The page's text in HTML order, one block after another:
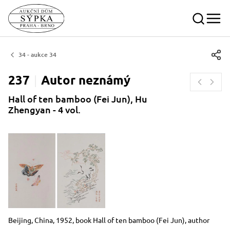
34 - aukce 34
237 Autor neznámý
Hall of ten bamboo (Fei Jun), Hu
Zhengyan - 4 vol.
Dimensions
Short item description
Beijing, China, 1952, book Hall of ten bamboo (Fei Jun), author